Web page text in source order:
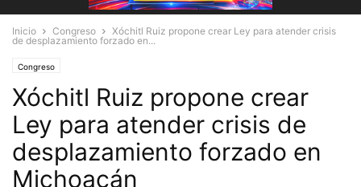
Inicio Congreso
Xóchitl Ruiz propone crear Ley para atender crisis
de desplazamiento forzado en...
Congreso
Xóchitl Ruiz propone crear
Ley para atender crisis de
desplazamiento forzado en
Michoacán